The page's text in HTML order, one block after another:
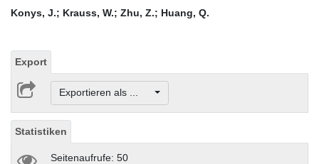
Konys, J.; Krauss, W.; Zhu, Z.; Huang, Q.
Export
Exportieren als ...
Statistiken
Seitenaufrufe: 50